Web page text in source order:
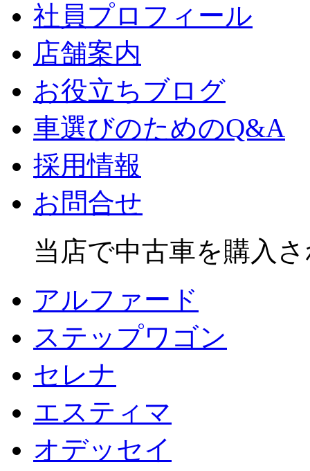
社員プロフィール
店舗案内
お役立ちブログ
車選びのためのQ&A
採用情報
お問合せ
当店で中古車を購入
アルファード
ステップワゴン
セレナ
エスティマ
オデッセイ